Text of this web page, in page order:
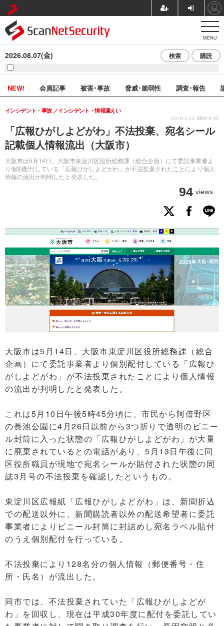
MENU
2026.08.07(金) 検索 購読
NEW! 会員記事 被害･事故 脅威･脆弱性 調査･報告
「広報ひがしよどがわ」不法投棄、宛名シール
記載個人情報流出（大阪市）
大阪市は5月14日、大阪市東淀川区役所総務課（総合企画）にて委託事業者よ
り個別配付している「広報ひがしよどがわ」が不法投棄されたことにより個人
情報の流出が判明したと発表した。
インシデント・事故 インシデント・情報漏えい
94 views
2019.5.22 Wed 8:05
大阪市は5月14日、大阪市東淀川区役所総務課（総合
企画）にて委託事業者より個別配付している「広報ひ
がしよどがわ」が不法投棄されたことにより個人情報
の流出が判明したと発表した。
これは5月10日午後5時45分頃に、市民から阿倍野区
の長池公園に4月26日以前から3つ折りで透明のビニー
ル封筒に入った状態の「広報ひがしよどがわ」が大量
に廃棄されているとの電話があり、5月13日午後に同
区役所職員が現地で宛名シールが貼付された状態の同
誌3月号の不法投棄を確認したというもの。
東淀川区広報紙「広報ひがしよどがわ」は、新聞折込
での配送以外に、新聞購読者以外の配送希望者に委託
事業者によりビニール封筒に封詰めし宛名ラベル貼付
のうえ個別配付を行っている。
不法投棄により128名分の個人情報（郵便番号・住
所・氏名）が流出した。
同市では、不法投棄されていた「広報ひがしよどが
わ」を回収し、現在は平成30年度に配付を委託してい